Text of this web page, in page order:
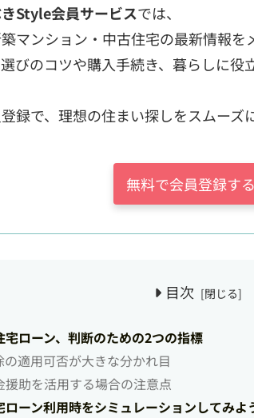
Style会員サービスでは、
マンション・中古住宅の最新情報を
びのコツや購入手続き、暮らしに役
録で、理想の住まい探しをスムーズ
無料で会員登録する
目次
ローン、判断のための2つの指標
適用可否が大きな分かれ目
援助を活用する場合の注意点
ーン利用時をシミュレーションしてみよ